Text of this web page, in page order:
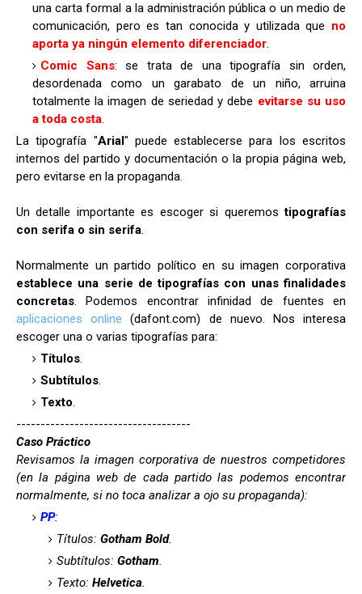
una carta formal a la administración pública o un medio de
comunicación, pero es tan conocida y utilizada que no
aporta ya ningún elemento diferenciador.
Comic Sans: se trata de una tipografía sin orden,
desordenada como un garabato de un niño, arruina
totalmente la imagen de seriedad y debe evitarse su uso
a toda costa.
La tipografía "Arial" puede establecerse para los escritos
internos del partido y documentación o la propia página web,
pero evitarse en la propaganda.
Un detalle importante es escoger si queremos tipografías
con serifa o sin serifa.
Normalmente un partido político en su imagen corporativa
establece una serie de tipografías con unas finalidades
concretas. Podemos encontrar infinidad de fuentes en
aplicaciones online (dafont.com) de nuevo. Nos interesa
escoger una o varias tipografías para:
Títulos.
Subtítulos.
Texto.
------------------------------------
Caso Práctico
Revisamos la imagen corporativa de nuestros competidores
(en la página web de cada partido las podemos encontrar
normalmente, si no toca analizar a ojo su propaganda):
PP:
Títulos: Gotham Bold.
Subtítulos: Gotham.
Texto: Helvetica.